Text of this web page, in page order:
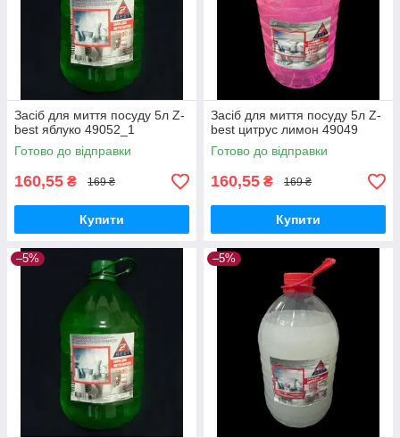
Засіб для миття посуду 5л Z-
best яблуко 49052_1
Готово до відправки
160,55 ₴ 169 ₴
Купити
Засіб для миття посуду 5л Z-
best цитрус лимон 49049
Готово до відправки
160,55 ₴ 169 ₴
Купити
–5% –5%